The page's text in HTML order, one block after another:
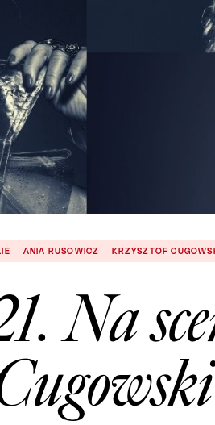
ANIA RUSOWICZ KRZYSZTOF
Na